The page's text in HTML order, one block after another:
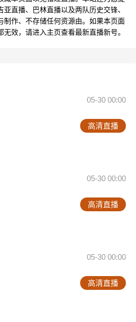
直播、巴林直播以及两队历史交锋、
制作、不存储任何资源由。如果本页面
效，请进入主页查看最新直播新号。
05-30 00:00
高清直播
05-30 00:00
高清直播
05-30 00:00
高清直播